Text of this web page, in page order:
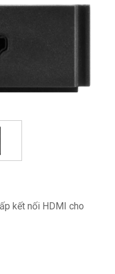
kết nối HDMI cho